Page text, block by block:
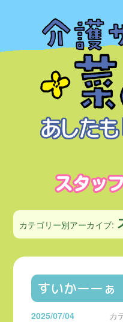
カテゴリー別アーカイブ:
すいかーーぁ
2025/07/04 カ